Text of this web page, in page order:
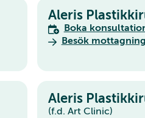
Aleris
Boka
Besök
Aleris
(f.d. Art Clinic)